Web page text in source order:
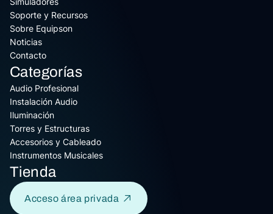
Soporte y Recursos
Sobre Equipson
Noticias
Contacto
Categorías
Audio Profesional
Instalación Audio
Iluminación
Torres y Estructuras
Accesorios y Cableado
Instrumentos Musicales
Tienda
Acceso área privada